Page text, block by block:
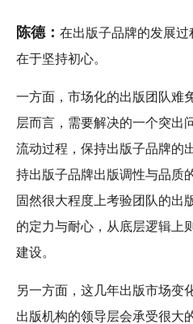
陈德： 在出版子品牌的发展
在于坚持初心。
一方面，市场化的出版团队难
层而言，需要解决的一个突出
流动过程，保持出版子品牌的
持出版子品牌出版调性与品质
固然很大程度上考验团队的出
的定力与耐心，从底层逻辑上
建设。
另一方面，这几年出版市场变
出版机构的领导层会承受很大